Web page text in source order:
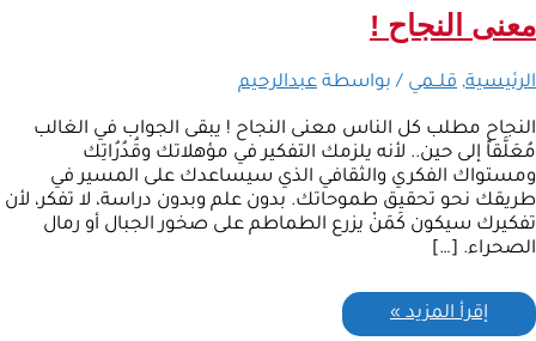
معنى النجاح !
الرئيسية, قلــمي / بواسطة عبدالرحيم
النجاح مطلب كل الناس معنى النجاح ! يبقى الجواب في الغالب
مُعَلَّقاً إلى حين.. لأنه يلزمك التفكير في مؤهلاتك وقُدُرُاتِك
ومستواك الفكري والثقافي الذي سيساعدك على المسير في
طريقك نحو تحقيق طموحاتك. بدون علم وبدون دراسة، لا تفكر، لأن
تفكيرك سيكون كَمَنْ يزرع الطماطم على صخور الجبال أو رمال
الصحراء. […]
إقرأ المزيد »